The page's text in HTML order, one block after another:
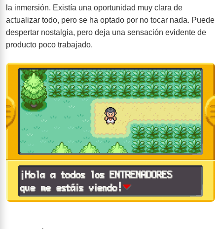
la inmersión. Existía una oportunidad muy clara de
actualizar todo, pero se ha optado por no tocar nada. Puede
despertar nostalgia, pero deja una sensación evidente de
producto poco trabajado.